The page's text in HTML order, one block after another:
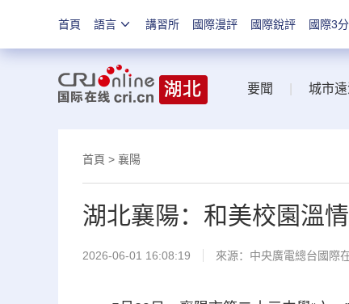
首頁 語言 講習所 國際漫評 國際銳評 國際3
要聞 城市
首頁 > 襄陽
湖北襄陽：和美校園溫
2026-06-01 16:08:19 來源：中央廣電總台國際